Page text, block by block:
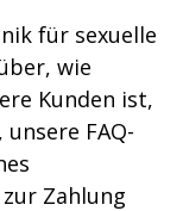
für sexuelle
wie
Kunden ist,
FAQ-
Zahlung